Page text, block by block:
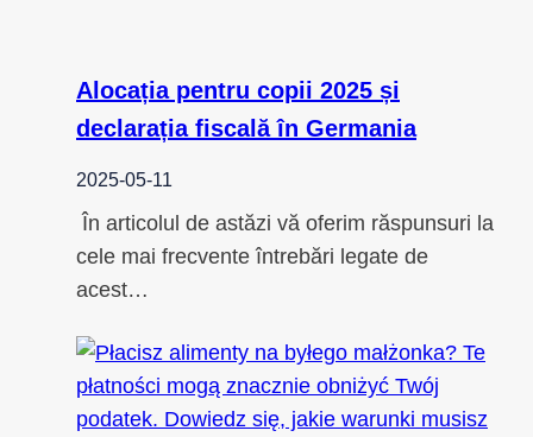
Alocația pentru copii 2025 și
declarația fiscală în Germania
2025-05-11
În articolul de astăzi vă oferim răspunsuri la
cele mai frecvente întrebări legate de
acest…